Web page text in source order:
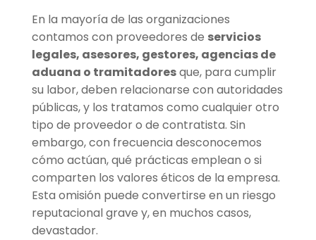
En la mayoría de las organizaciones
contamos con proveedores de servicios
legales, asesores, gestores, agencias de
aduana o tramitadoresque, para cumplir
su labor, deben relacionarse con autoridades
públicas, y los tratamos como cualquier otro
tipo de proveedor o de contratista. Sin
embargo, con frecuencia desconocemos
cómo actúan, qué prácticas emplean o si
comparten los valores éticos de la empresa.
Esta omisión puede convertirse en un riesgo
reputacional grave y, en muchos casos,
devastador.